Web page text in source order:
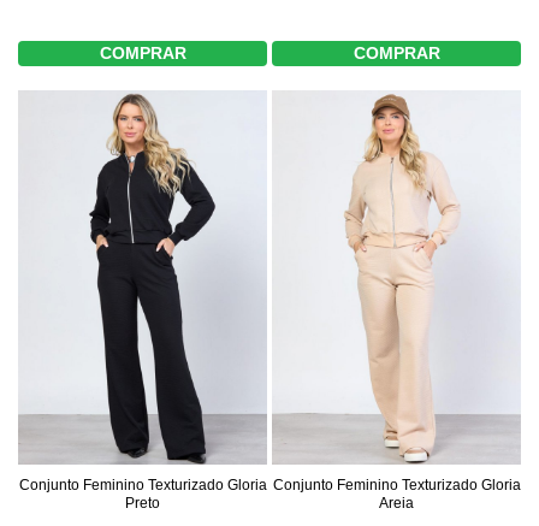
COMPRAR COMPRAR
Conjunto Feminino Texturizado Gloria
Preto
Conjunto Feminino Texturizado Gloria
Areia